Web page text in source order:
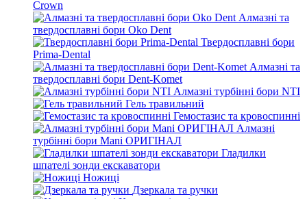
Crown
Алмазні та
твердосплавні бори Oko Dent
Твердосплавні бори
Prima-Dental
Алмазні та
твердосплавні бори Dent-Komet
Алмазні турбінні бори NTI
Гель травильний
Гемостазис та кровоспинні
Алмазні
турбінні бори Mani ОРИГІНАЛ
Гладилки
шпателі зонди екскаватори
Ножиці
Дзеркала та ручки